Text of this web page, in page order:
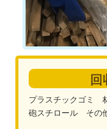
回
プラスチックゴ
砲スチロール その